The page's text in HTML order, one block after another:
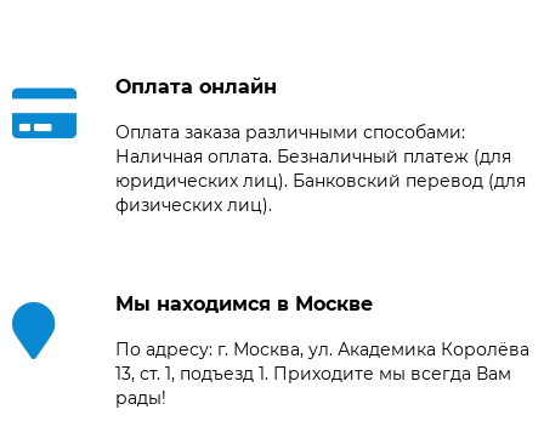
Оплата онлайн
Оплата заказа различными способами:
Наличная оплата. Безналичный платеж (для
юридических лиц). Банковский перевод (для
физических лиц).
Мы находимся в Москве
По адресу: г. Москва, ул. Академика Королёва
13, ст. 1, подъезд 1. Приходите мы всегда Вам
рады!